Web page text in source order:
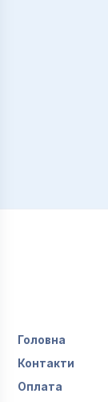
Головна
Контакти
Оплата